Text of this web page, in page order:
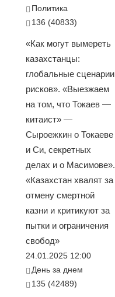
Политика
136 (40833)
«Как могут вымереть
казахстанцы:
глобальные сценарии
рисков». «Выезжаем
на том, что Токаев —
китаист» —
Сыроежкин о Токаеве
и Си, секретных
делах и о Масимове».
«Казахстан хвалят за
отмену смертной
казни и критикуют за
пытки и ограничения
свобод»
24.01.2025 12:00
День за днем
135 (42489)